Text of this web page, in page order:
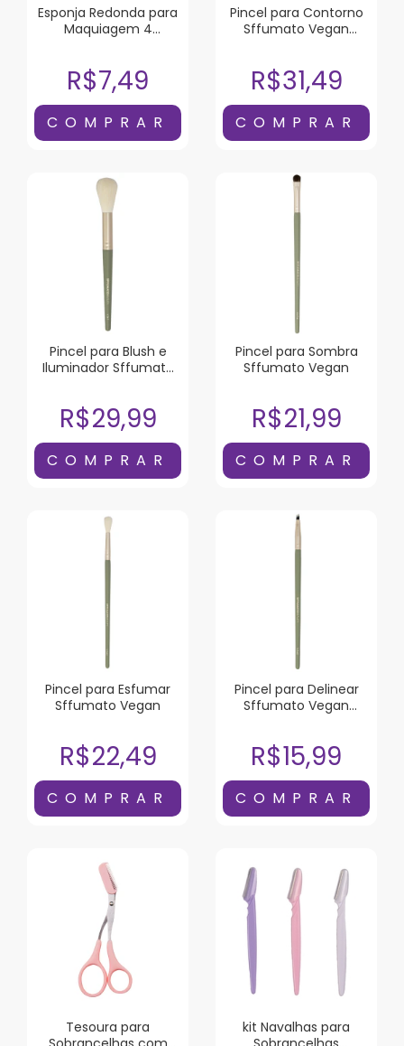
Esponja Redonda para
Maquiagem 4
R$7,49
Pincel para Contorno
Sffumato Vegan
R$31,49
Pincel para Blush e
Iluminador Sffumato
R$29,99
Pincel para Sombra
Sffumato Vegan
R$21,99
Pincel para Esfumar
Sffumato Vegan
R$22,49
Pincel para Delinear
Sffumato Vegan
R$15,99
Tesoura para
kit Navalhas para